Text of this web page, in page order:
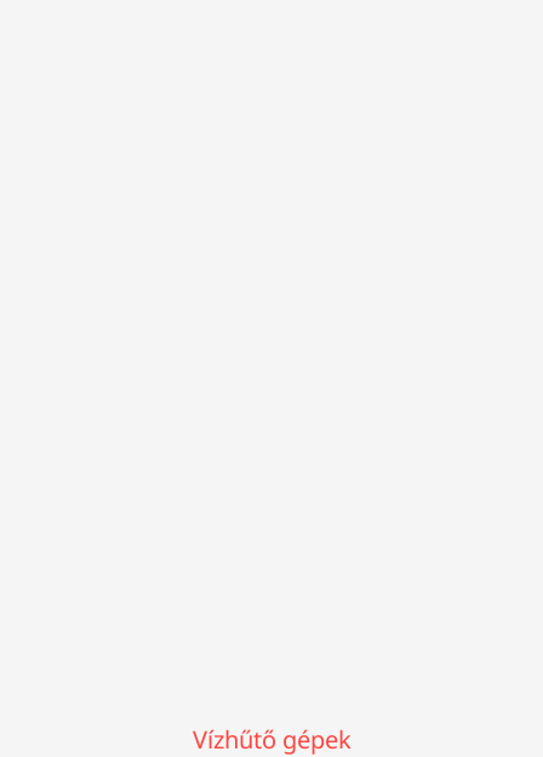
Vízhűtő gépek